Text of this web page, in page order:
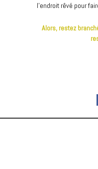
l’endroit rêvé pour
Alors, restez